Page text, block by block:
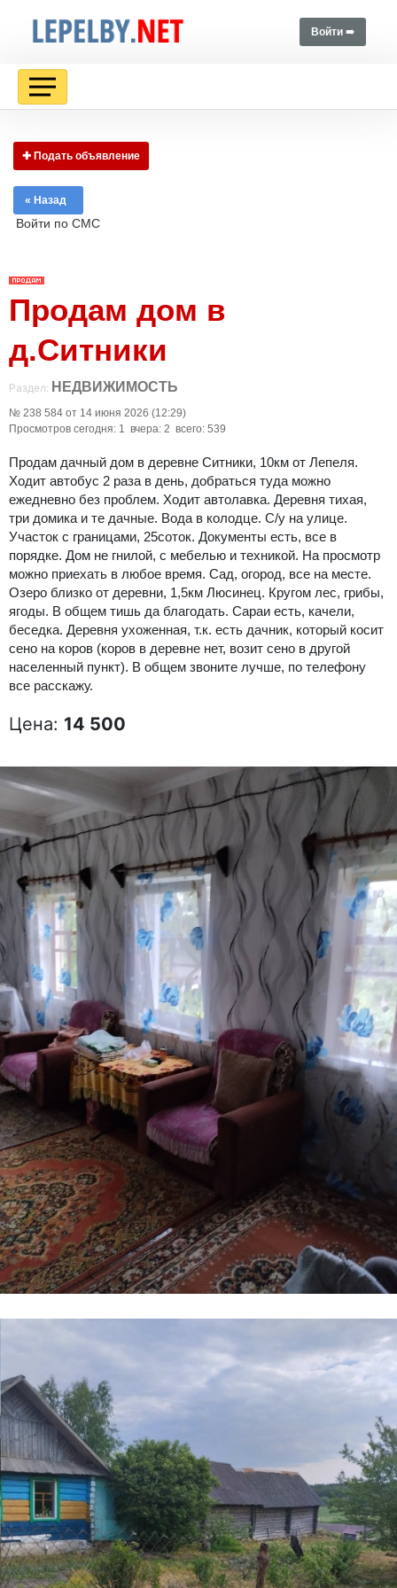
Войти ➠
✚ Подать объявление
« Назад
Войти по СМС
Продам дом в
д.Ситники
Раздел: НЕДВИЖИМОСТЬ
№ 238 584 от 14 июня 2026 (12:29)
Просмотров сегодня: 1 вчера: 2 всего: 539
Продам дачный дом в деревне Ситники, 10км от Лепеля.
Ходит автобус 2 раза в день, добраться туда можно
ежедневно без проблем. Ходит автолавка. Деревня тихая,
три домика и те дачные. Вода в колодце. С/у на улице.
Участок с границами, 25соток. Документы есть, все в
порядке. Дом не гнилой, с мебелью и техникой. На просмотр
можно приехать в любое время. Сад, огород, все на месте.
Озеро близко от деревни, 1,5км Люсинец. Кругом лес, грибы,
ягоды. В общем тишь да благодать. Сараи есть, качели,
беседка. Деревня ухоженная, т.к. есть дачник, который косит
сено на коров (коров в деревне нет, возит сено в другой
населенный пункт). В общем звоните лучше, по телефону
все расскажу.
Цена: 14 500